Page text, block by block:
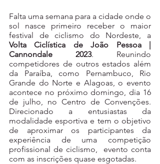
Falta uma semana para a cidade onde o
sol nasce primeiro receber o maior
Volta Ciclística de João Pessoa |
Cannondale 2023. Reunindo
competidores de outros estados além
da Paraíba, como Pernambuco, Rio
Grande do Norte e Alagoas, o evento
acontece no próximo domingo, dia 16
de julho, no Centro de Convenções.
Direcionado a entusiastas da
modalidade esportiva e tem o objetivo
de aproximar os participantes da
experiência de uma competição
profissional de ciclismo,  evento conta
com as inscrições quase esgotadas.